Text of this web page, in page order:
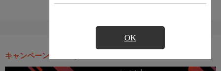
OK
キャンペーン・お得な情報